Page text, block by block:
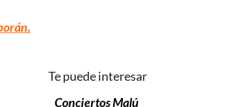
Te puede interesar
Conciertos Malú